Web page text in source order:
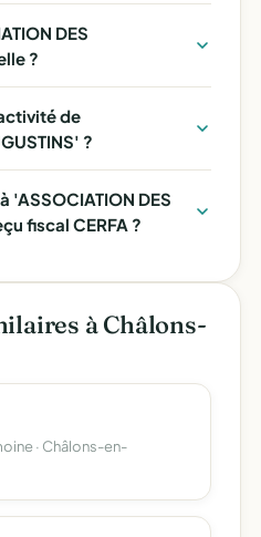
DES
?
de
?
DES
fiscal CERFA ?
à Châlons-
· Châlons-en-